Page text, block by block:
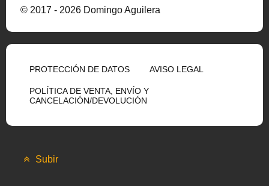
© 2017 - 2026 Domingo Aguilera
PROTECCIÓN DE DATOS AVISO LEGAL
POLÍTICA DE VENTA, ENVÍO Y
CANCELACIÓN/DEVOLUCIÓN
Subir